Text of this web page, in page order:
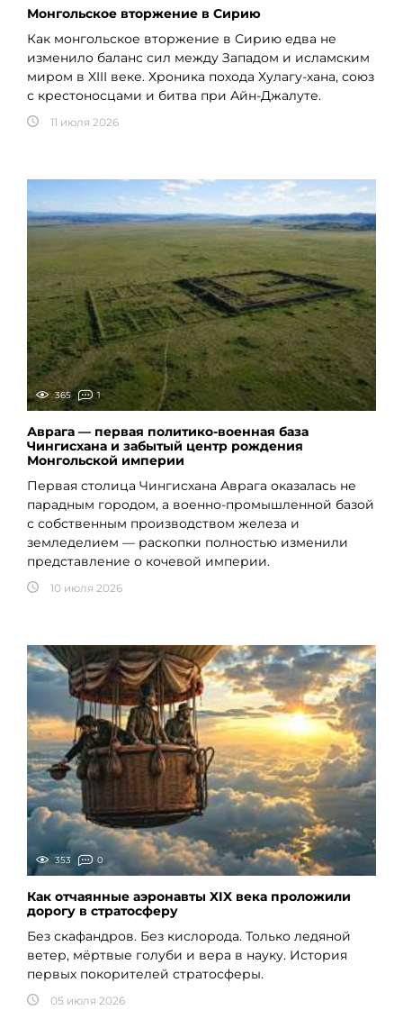
Монгольское вторжение в Сирию
Как монгольское вторжение в Сирию едва не
изменило баланс сил между Западом и исламским
миром в XIII веке. Хроника похода Хулагу-хана, союз
с крестоносцами и битва при Айн-Джалуте.
11 июля 2026
365 1
Аврага — первая политико-военная база
Чингисхана и забытый центр рождения
Монгольской империи
Первая столица Чингисхана Аврага оказалась не
парадным городом, а военно-промышленной базой
с собственным производством железа и
земледелием — раскопки полностью изменили
представление о кочевой империи.
10 июля 2026
353 0
Как отчаянные аэронавты XIX века проложили
дорогу в стратосферу
Без скафандров. Без кислорода. Только ледяной
ветер, мёртвые голуби и вера в науку. История
первых покорителей стратосферы.
05 июля 2026